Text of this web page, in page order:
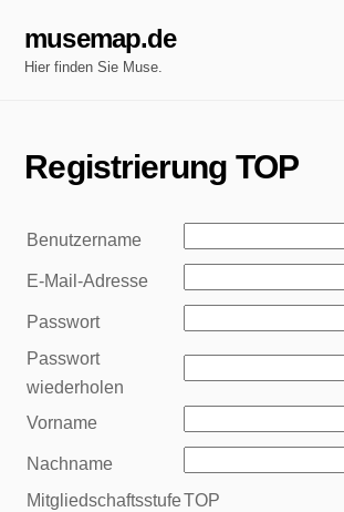
content
musemap.de
Hier finden Sie Muse.
Registrierung TOP
Benutzername
E-Mail-Adresse
Passwort
Passwort
wiederholen
Vorname
Nachname
MitgliedschaftsstufeTOP